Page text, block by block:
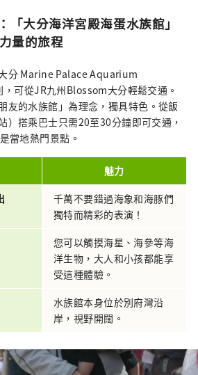
「大分海洋宮殿海蛋水族館」
量的旅程
分 Marine Palace Aquarium
可從JR九州Blossom大分輕鬆交通。
友的水族館」為理念，獨具特色。從飯
）搭乘巴士只需20至30分鐘即可交通，
當地熱門景點。
魅力
千萬不要錯過海象和海豚們
獨特而精彩的表演！
您可以觸摸海星、海參等海
洋生物，大人和小孩都能享
受這種體驗。
水族館本身位於別府灣沿
岸，視野開闊。